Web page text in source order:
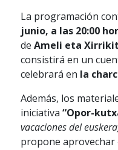
La programación
junio, a las 20:00
de Ameli eta
consistirá en un
celebrará en la
Además, los
iniciativa “Opor-
vacaciones del
propone aprovechar